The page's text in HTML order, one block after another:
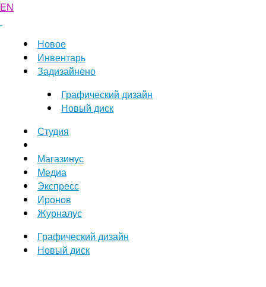
EN
Новое
Инвентарь
Задизайнено
Графический дизайн
Новый диск
Студия
Магазинус
Медиа
Экспресс
Иронов
Журналус
Графический дизайн
Новый диск